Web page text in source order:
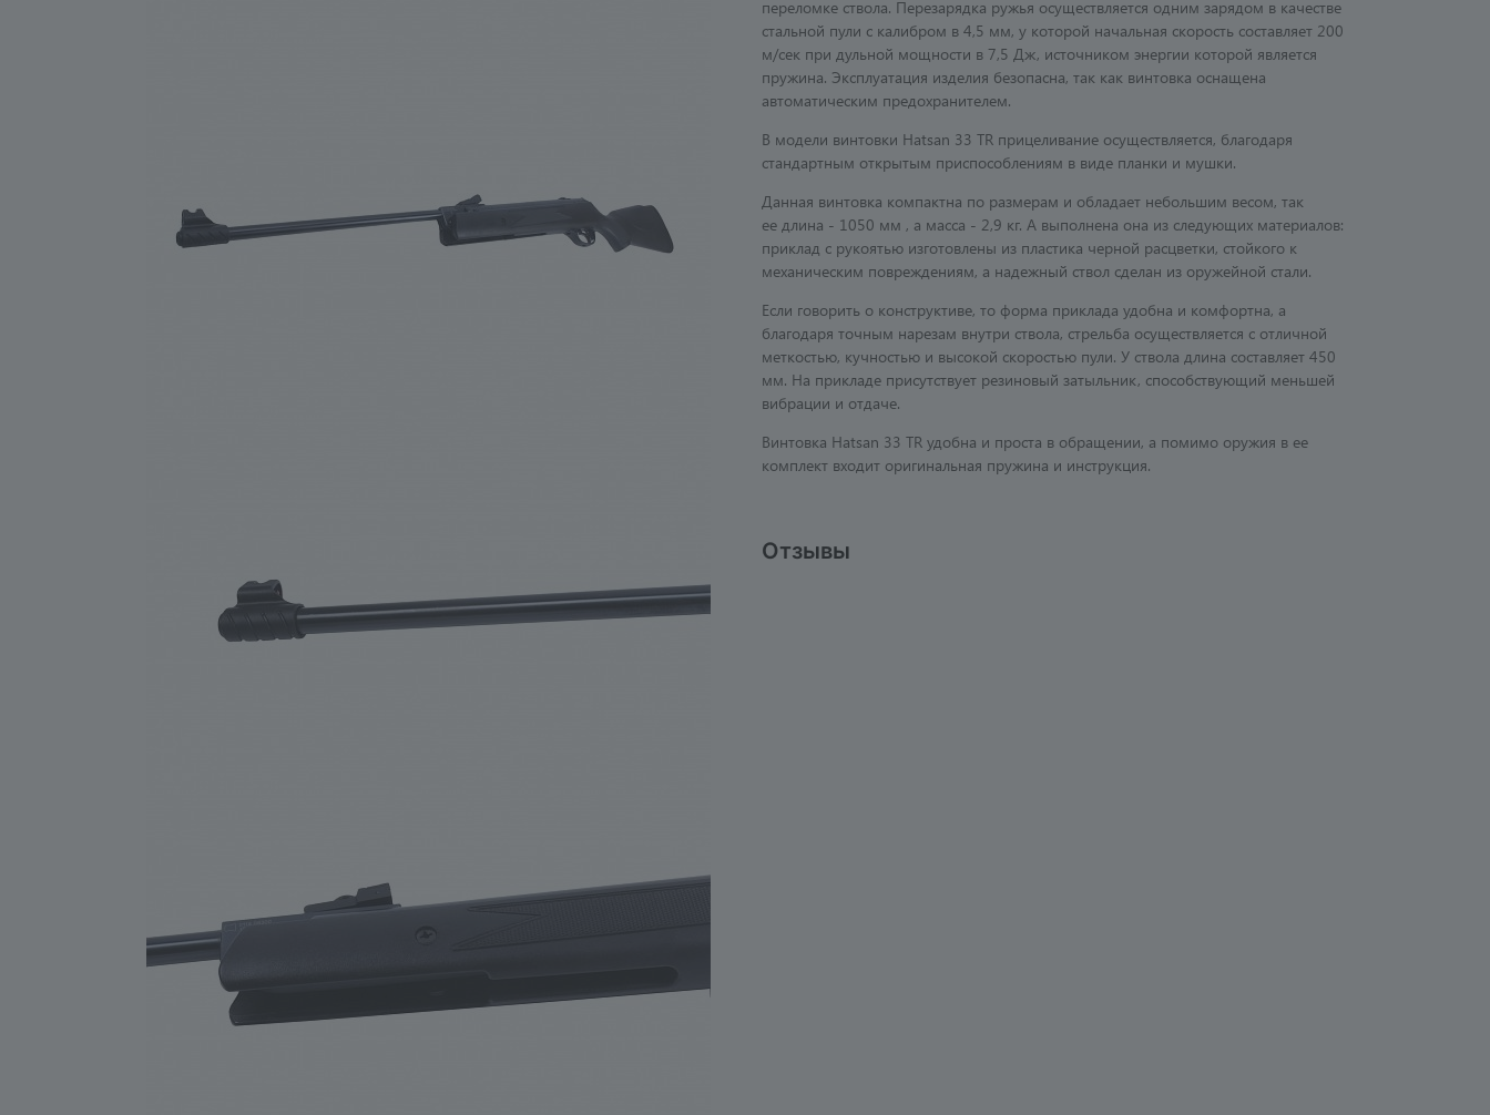
переломке ствола. Перезарядка ружья осуществляется одним зарядом в качестве
стальной пули с калибром в 4,5 мм, у которой начальная скорость составляет 200
м/сек при дульной мощности в 7,5 Дж, источником энергии которой является
пружина. Эксплуатация изделия безопасна, так как винтовка оснащена
автоматическим предохранителем.
В модели винтовки Hatsan 33 TR прицеливание осуществляется, благодаря
стандартным открытым приспособлениям в виде планки и мушки.
Данная винтовка компактна по размерам и обладает небольшим весом, так
ее длина - 1050 мм , а масса - 2,9 кг. А выполнена она из следующих материалов:
приклад с рукоятью изготовлены из пластика черной расцветки, стойкого к
механическим повреждениям, а надежный ствол сделан из оружейной стали.
Если говорить о конструктиве, то форма приклада удобна и комфортна, а
благодаря точным нарезам внутри ствола, стрельба осуществляется с отличной
меткостью, кучностью и высокой скоростью пули. У ствола длина составляет 450
мм. На прикладе присутствует резиновый затыльник, способствующий меньшей
вибрации и отдаче.
Винтовка Hatsan 33 TR удобна и проста в обращении, а помимо оружия в ее
комплект входит оригинальная пружина и инструкция.
Отзывы